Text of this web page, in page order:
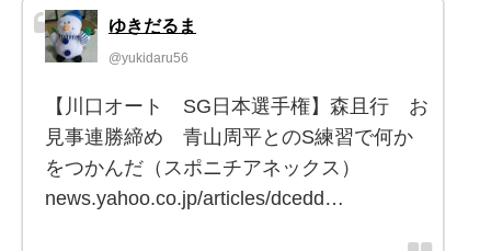
ゆきだるま
@yukidaru56
【川口オート SG日本選手権】森且行 お
見事連勝締め 青山周平とのS練習で何か
をつかんだ（スポニチアネックス）
news.yahoo.co.jp/articles/dcedd…